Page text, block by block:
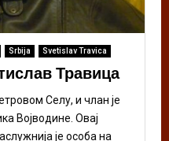
Srbija Svetislav Travica
Травица
Селу, и члан је
Војводине. Овај
је особа на